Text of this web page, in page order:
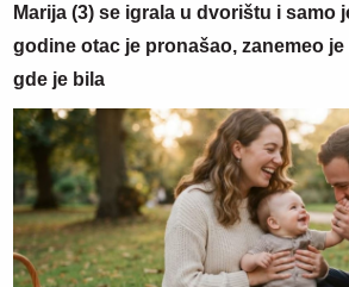
Marija (3) se igrala u dvorištu i samo
godine otac je pronašao, zanemeo
gde je bila